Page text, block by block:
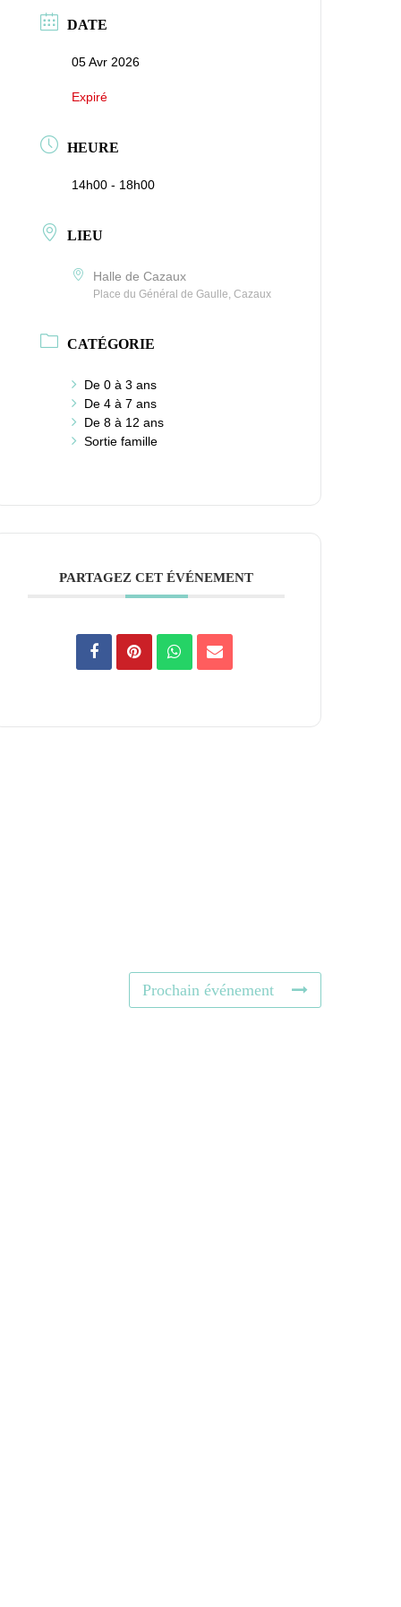
DATE
05 Avr 2026
Expiré
HEURE
14h00 - 18h00
LIEU
Halle de Cazaux
Place du Général de Gaulle, Cazaux
CATÉGORIE
De 0 à 3 ans
De 4 à 7 ans
De 8 à 12 ans
Sortie famille
PARTAGEZ CET ÉVÉNEMENT
Prochain événement